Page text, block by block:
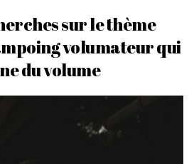
sur le thème
volumateur qui
du volume